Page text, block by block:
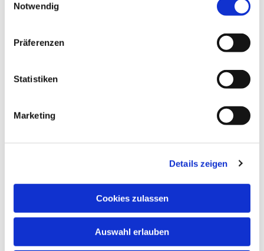
Notwendig
Präferenzen
Statistiken
Marketing
Details zeigen
Cookies zulassen
Auswahl erlauben